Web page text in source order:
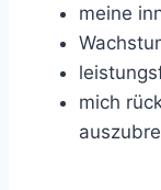
meine
mich